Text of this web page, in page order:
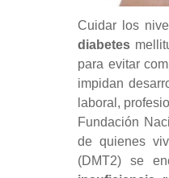
Cuidar los
diabetes
para evitar
impidan
laboral,
Fundación
de quienes
(DMT2) se